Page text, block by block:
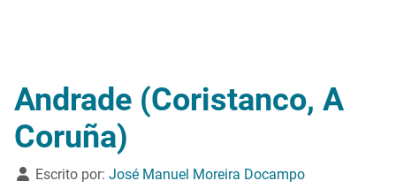
Andrade (Coristanco, A
Coruña)
Detalles
Escrito por: José Manuel Moreira Docampo